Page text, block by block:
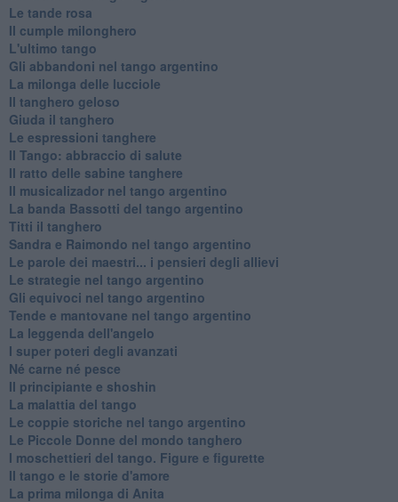
Le tande rosa
Il cumple milonghero
L'ultimo tango
Gli abbandoni nel tango argentino
La milonga delle lucciole
Il tanghero geloso
Giuda il tanghero
Le espressioni tanghere
Il Tango: abbraccio di salute
Il ratto delle sabine tanghere
Il musicalizador nel tango argentino
La banda Bassotti del tango argentino
Titti il tanghero
Sandra e Raimondo nel tango argentino
Le parole dei maestri... i pensieri degli allievi
Le strategie nel tango argentino
Gli equivoci nel tango argentino
Tende e mantovane nel tango argentino
La leggenda dell'angelo
I super poteri degli avanzati
​Né carne né pesce
Il principiante e shoshin
La malattia del tango
Le coppie storiche nel tango argentino
​Le Piccole Donne del mondo tanghero
I moschettieri del tango. Figure e figurette
Il tango e le storie d'amore
​La prima milonga di Anita